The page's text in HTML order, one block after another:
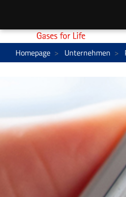
Homepage Unternehmen